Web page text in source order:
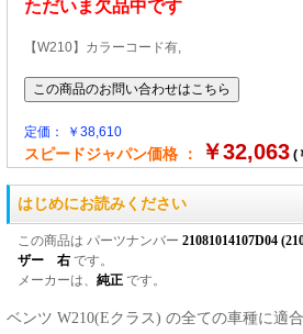
ただいま欠品中です
【W210】カラーコード有,
定価： ￥38,610
スピードジャパン価格 ： ￥32,063 (
はじめにお読みください
この商品は パーツナンバー 21081014107D04
ザー 右 です。
メーカーは、 純正 です。
ベンツ W210(Eクラス) の全ての車種に適